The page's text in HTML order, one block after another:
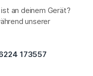
an deinem Gerät?
unserer
173557